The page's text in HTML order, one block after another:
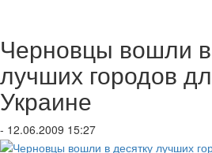
Черновцы вошли в
лучших городов
Украине
- 12.06.2009 15:27